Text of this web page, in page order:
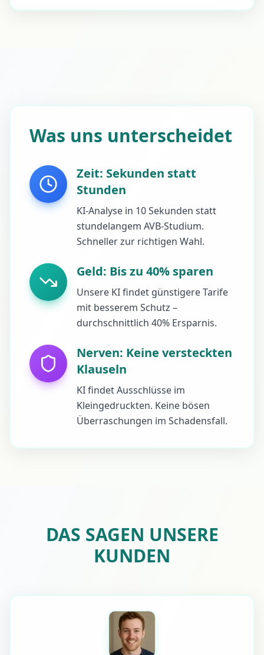
Was uns unterscheidet
Zeit: Sekunden statt
Stunden
KI-Analyse in 10 Sekunden statt
stundelangem AVB-Studium.
Schneller zur richtigen Wahl.
Geld: Bis zu 40% sparen
Unsere KI findet günstigere Tarife
mit besserem Schutz –
durchschnittlich 40% Ersparnis.
Nerven: Keine versteckten
Klauseln
KI findet Ausschlüsse im
Kleingedruckten. Keine bösen
Überraschungen im Schadensfall.
DAS SAGEN UNSERE
KUNDEN